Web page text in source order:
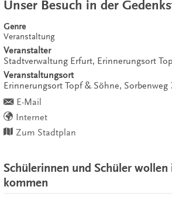
Unser Besuch in der
Genre
Veranstaltung
Veranstalter
Stadtverwaltung Erfurt, Erinnerungsort
Veranstaltungsort
Erinnerungsort Topf & Söhne, Sorbenweg
E-Mail
Internet
Zum Stadtplan
Schülerinnen und Schüler wollen
kommen